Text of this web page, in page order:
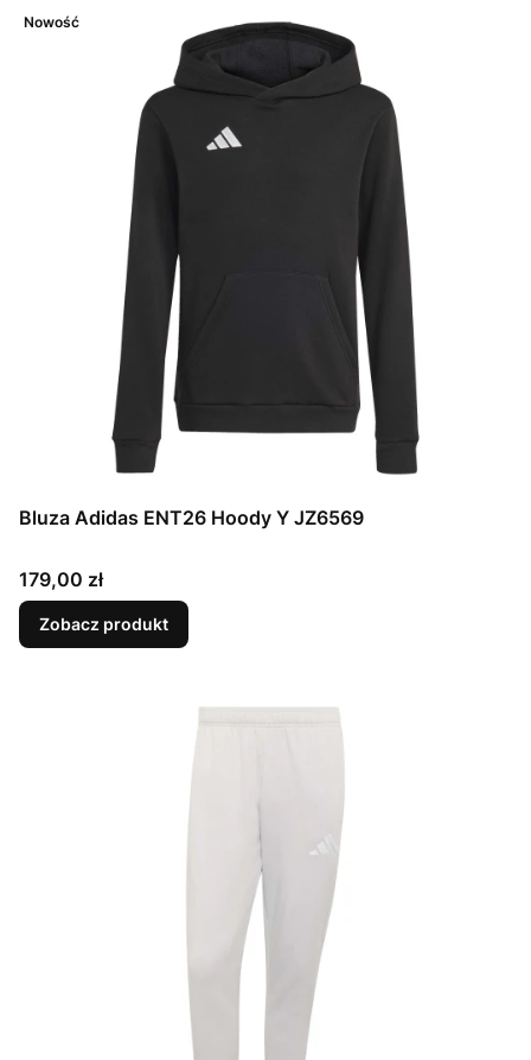
Nowość
Bluza Adidas ENT26 Hoody Y JZ6569
Cena
179,00 zł
Zobacz produkt